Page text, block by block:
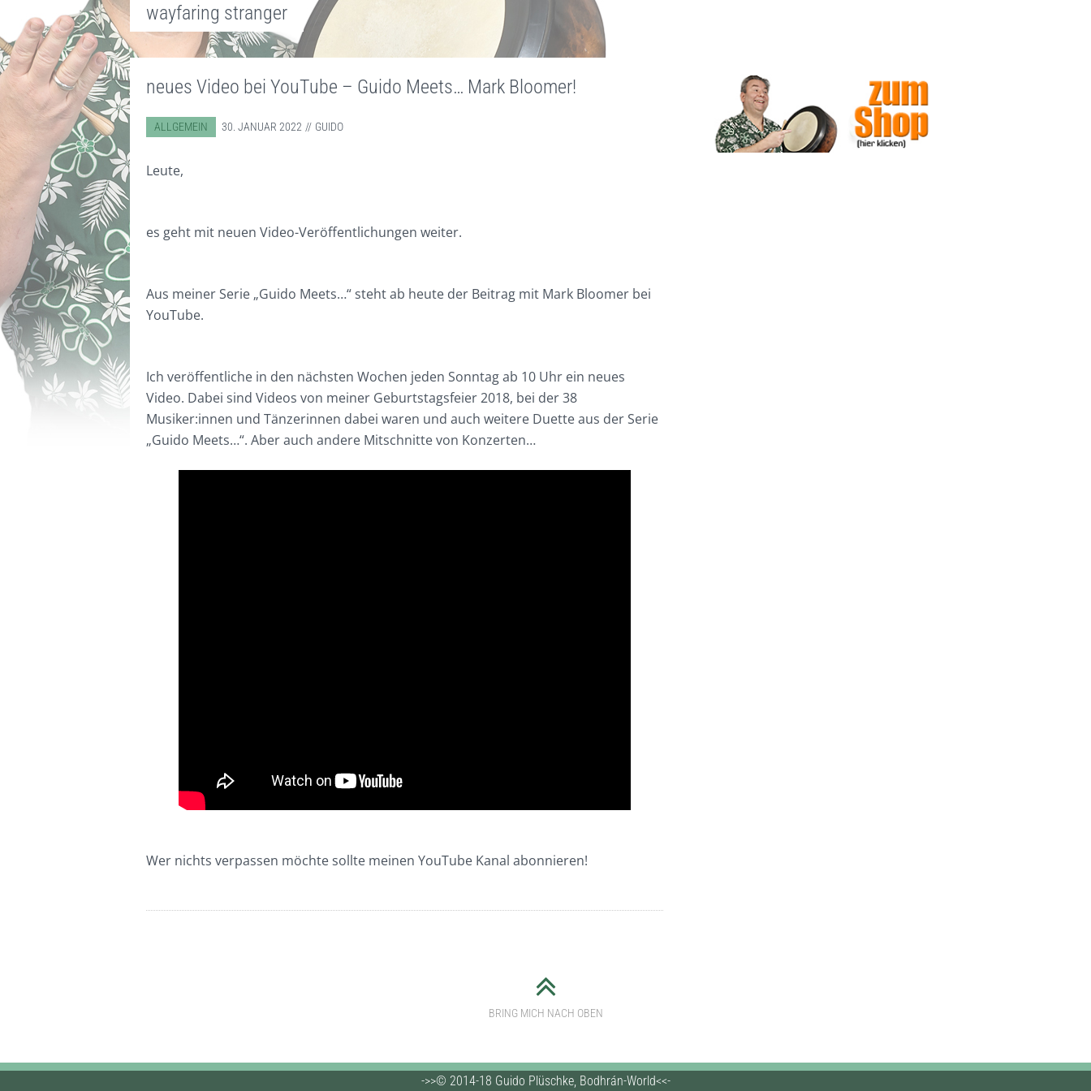
wayfaring stranger
neues Video bei YouTube – Guido Meets… Mark Bloomer!
ABGELEGT IN:
ALLGEMEIN 30. JANUAR 2022 GUIDO
Leute,
es geht mit neuen Video-Veröffentlichungen weiter.
Aus meiner Serie „Guido Meets…“ steht ab heute der Beitrag mit Mark Bloomer bei
YouTube.
Ich veröffentliche in den nächsten Wochen jeden Sonntag ab 10 Uhr ein neues
Video. Dabei sind Videos von meiner Geburtstagsfeier 2018, bei der 38
Musiker:innen und Tänzerinnen dabei waren und auch weitere Duette aus der Serie
„Guido Meets…“. Aber auch andere Mitschnitte von Konzerten…
Wer nichts verpassen möchte sollte meinen YouTube Kanal abonnieren!
BRING MICH NACH OBEN
->>© 2014-18 Guido Plüschke, Bodhrán-World<<-